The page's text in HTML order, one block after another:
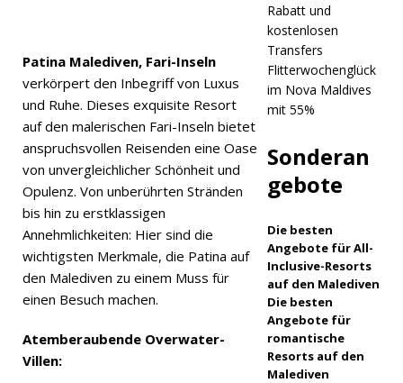
HOTELS
UND
RESORTS
[ 24.
Novembe
Feiern Sie
Weihnacht
Neujahr
Patina Malediven, Fari-Inseln
verkörpert den Inbegriff von Luxus
und Ruhe. Dieses exquisite Resort
auf den malerischen Fari-Inseln bietet
anspruchsvollen Reisenden eine Oase
von unvergleichlicher Schönheit und
Opulenz. Von unberührten Stränden
bis hin zu erstklassigen
Annehmlichkeiten: Hier sind die
wichtigsten Merkmale, die Patina auf
den Malediven zu einem Muss für
einen Besuch machen.
Atemberaubende Overwater-
Villen:
Rabatt und
kostenlosen
Transfers
Flitterwochenglück
im Nova Maldives
mit 55%
Sonderan
gebote
Die besten
Angebote für All-
Inclusive-Resorts
auf den Malediven
Die besten
Angebote für
romantische
Resorts auf den
Malediven